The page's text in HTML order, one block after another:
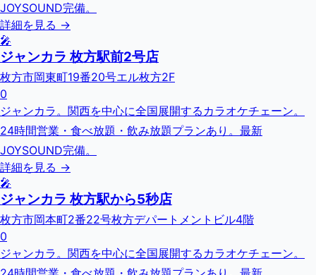
JOYSOUND完備。
詳細を見る →
🎤
ジャンカラ 枚方駅前2号店
枚方市岡東町19番20号エル枚方2F
0
ジャンカラ。関西を中心に全国展開するカラオケチェーン。
24時間営業・食べ放題・飲み放題プランあり。最新
JOYSOUND完備。
詳細を見る →
🎤
ジャンカラ 枚方駅から5秒店
枚方市岡本町2番22号枚方デパートメントビル4階
0
ジャンカラ。関西を中心に全国展開するカラオケチェーン。